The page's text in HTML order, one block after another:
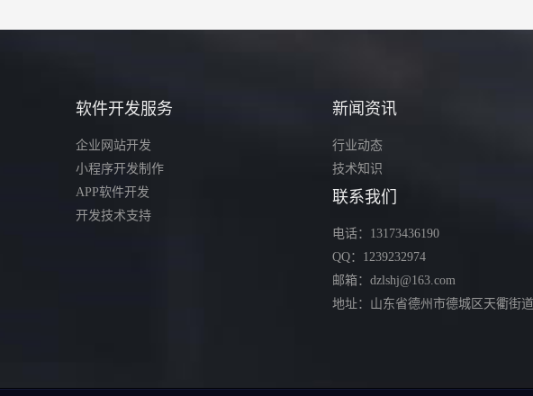
软件开发服务
企业网站开发
小程序开发制作
APP软件开发
开发技术支持
新闻资讯
行业动态
技术知识
联系我们
电话：13173436190
QQ：1239232974
邮箱：dzlshj@163.com
地址：山东省德州市德城区天衢街